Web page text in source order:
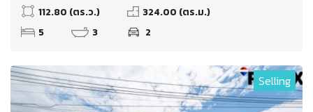
112.80 (ตร.ว.)
324.00 (ตร.ม.)
5
3 2
Selling